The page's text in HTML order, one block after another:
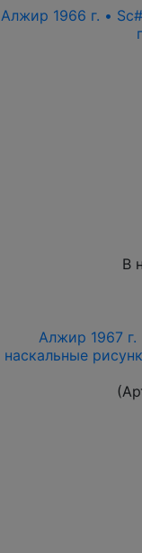
Алжир 1966 г. •
В
Алжир 1967
наскальные